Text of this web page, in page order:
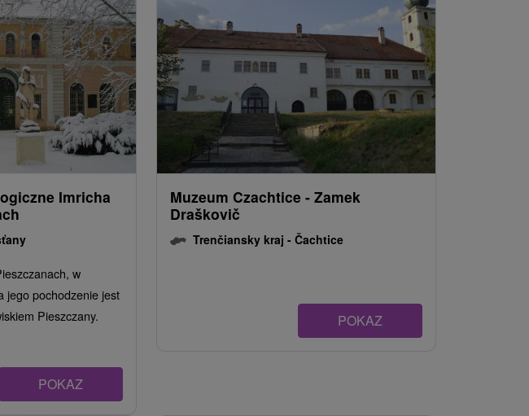
Imricha
w
jego pochodzenie jest
Pieszczany.
POKAZ
Muzeum Czachtice - Zamek
Draškovič
Trenčiansky kraj - Čachtice
POKAZ